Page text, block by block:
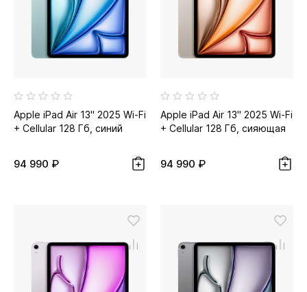
Apple iPad Air 13" 2025 Wi-Fi
+ Cellular 128 Гб, синий
94 990 ₽
Apple iPad Air 13" 2025 Wi-Fi
+ Cellular 128 Гб, сияющая
94 990 ₽